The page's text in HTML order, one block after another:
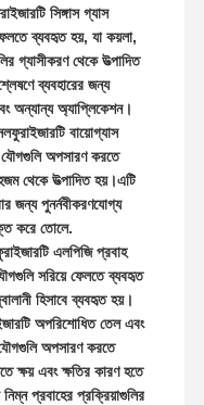
ক্লোরাইড
ক্লোরাইড
সিঙ্গাস গ্যাস
ব্যবহৃত হয়, যা কয়লা,
গ্যাসীকরণ থেকে উত্পাদিত
ব্যবহারের জন্য
অন্যান্য অ্যাপ্লিকেশন।
বায়োগ্যাস
অপসারণ করতে
থেকে উত্পাদিত হয়।এটি
জন্য পুনর্নবীকরণযোগ্য
করে তোলে.
এলপিজি প্রবাহ
সরিয়ে ফেলতে ব্যবহৃত
হিসাবে ব্যবহৃত হয়।
অপরিশোধিত তেল এবং
অপসারণ করতে
ক্ষয় এবং ক্ষতির কারণ হতে
প্রবাহের প্রক্রিয়াগুলির